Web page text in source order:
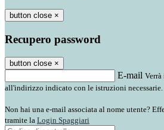
button close ×
Recupero password
button close ×
E-mail
all'indirizzo indicato con le istruzioni necessarie.
Non hai una e-mail associata al nome utente?
tramite la Login Spaggiari